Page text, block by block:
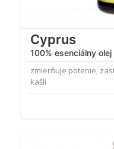
Cyprus
100% esenciálny olej
zmierňuje potenie,
kašli